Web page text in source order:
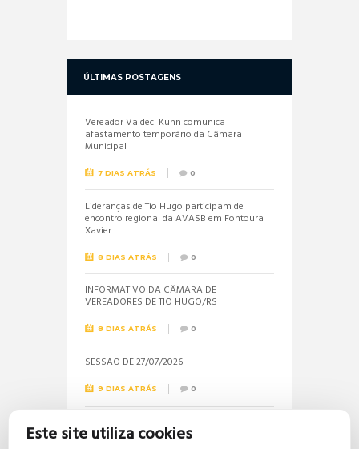
ÚLTIMAS POSTAGENS
Vereador Valdeci Kuhn comunica
afastamento temporário da Câmara
Municipal
7 DIAS ATRÁS 0
Lideranças de Tio Hugo participam de
encontro regional da AVASB em Fontoura
Xavier
8 DIAS ATRÁS 0
INFORMATIVO DA CÂMARA DE
VEREADORES DE TIO HUGO/RS
8 DIAS ATRÁS 0
SESSÃO DE 27/07/2026
9 DIAS ATRÁS 0
concurso público são solicitadas pela
Este site utiliza cookies